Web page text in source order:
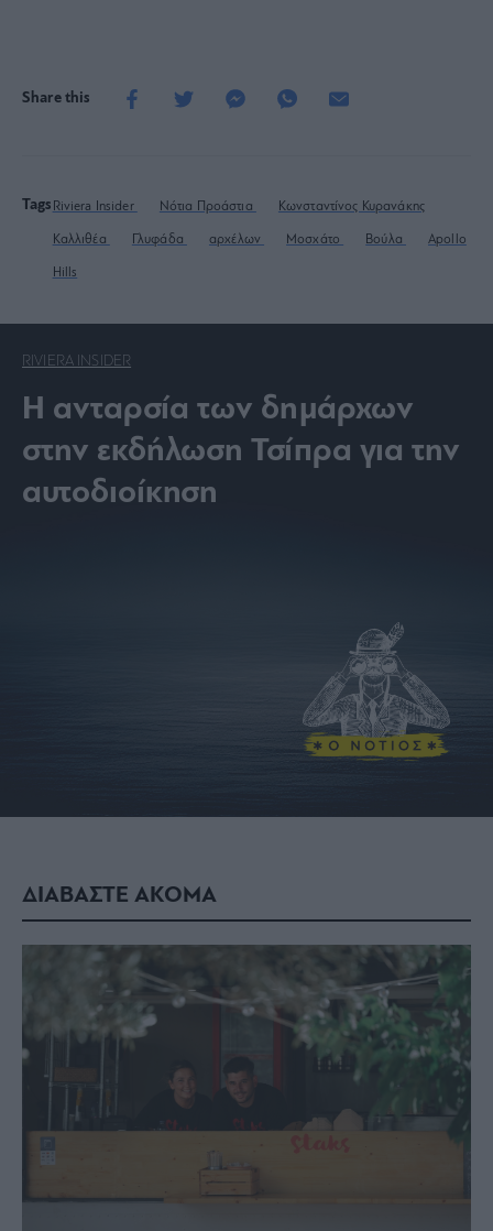
Share this
Tags Riviera Insider Νότια Προάστια Κωνσταντίνος Κυρανάκης
Καλλιθέα Γλυφάδα αρχέλων Μοσχάτο Βούλα Apollo
Hills
RIVIERA INSIDER
Η ανταρσία των δημάρχων
στην εκδήλωση Τσίπρα για την
αυτοδιοίκηση
ΔΙΑΒΑΣΤΕ ΑΚΟΜΑ